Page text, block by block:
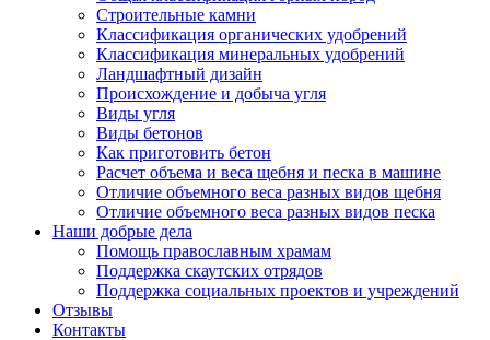
Строительные камни
Классификация органических удобрений
Классификация минеральных удобрений
Ландшафтный дизайн
Происхождение и добыча угля
Виды угля
Виды бетонов
Как приготовить бетон
Расчет объема и веса щебня и песка в машине
Отличие объемного веса разных видов щебня
Отличие объемного веса разных видов песка
Наши добрые дела
Помощь православным храмам
Поддержка скаутских отрядов
Поддержка социальных проектов и учреждений
Отзывы
Контакты